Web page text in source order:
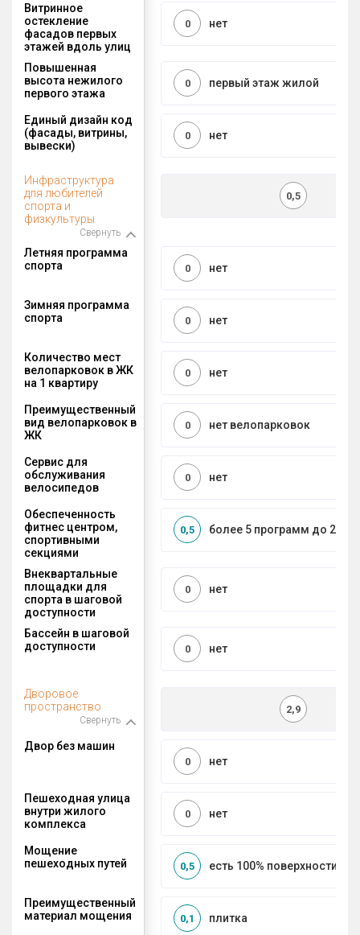
Витринное
остекление
фасадов первых
этажей вдоль улиц
нет
0
Повышенная
высота нежилого
первого этажа
первый этаж жилой
0
Единый дизайн код
(фасады, витрины,
вывески)
нет
0
Инфраструктура
для любителей
спорта и
физкультуры
Свернуть
0,5
Летняя программа
спорта
нет
0
Зимняя программа
спорта
нет
0
Количество мест
велопарковок в ЖК
на 1 квартиру
нет
0
Преимущественный
вид велопарковок в
ЖК
нет велопарковок
0
Сервис для
обслуживания
велосипедов
нет
0
Обеспеченность
фитнес центром,
спортивными
секциями
более 5 программ до 2 км
0,5
Внеквартальные
площадки для
спорта в шаговой
доступности
нет
0
Бассейн в шаговой
доступности
нет
0
Дворовое
пространство
Свернуть
2,9
Двор без машин
нет
0
Пешеходная улица
внутри жилого
комплекса
нет
0
Мощение
пешеходных путей
есть 100% поверхности
0,5
Преимущественный
материал мощения
плитка
0,1